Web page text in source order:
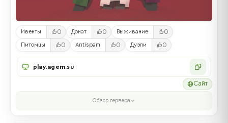
Ивенты 0 Донат 0 Выживание 0
Питомцы 0 Antispam 0 Дуэли 0
play.agem.su
Сайт
Обзор сервера